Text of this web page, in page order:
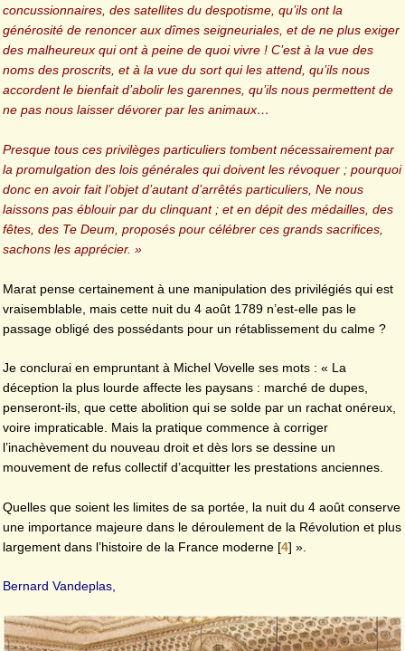
concussionnaires, des satellites du despotisme, qu’ils ont la
générosité de renoncer aux dîmes seigneuriales, et de ne plus exiger
des malheureux qui ont à peine de quoi vivre ! C’est à la vue des
noms des proscrits, et à la vue du sort qui les attend, qu’ils nous
accordent le bienfait d’abolir les garennes, qu’ils nous permettent de
ne pas nous laisser dévorer par les animaux…
Presque tous ces privilèges particuliers tombent nécessairement par
la promulgation des lois générales qui doivent les révoquer ; pourquoi
donc en avoir fait l’objet d’autant d’arrêtés particuliers, Ne nous
laissons pas éblouir par du clinquant ; et en dépit des médailles, des
fêtes, des Te Deum, proposés pour célébrer ces grands sacrifices,
sachons les apprécier. »
Marat pense certainement à une manipulation des privilégiés qui est
vraisemblable, mais cette nuit du 4 août 1789 n’est-elle pas le
passage obligé des possédants pour un rétablissement du calme ?
Je conclurai en empruntant à Michel Vovelle ses mots : « La
déception la plus lourde affecte les paysans : marché de dupes,
penseront-ils, que cette abolition qui se solde par un rachat onéreux,
voire impraticable. Mais la pratique commence à corriger
l’inachèvement du nouveau droit et dès lors se dessine un
mouvement de refus collectif d’acquitter les prestations anciennes.
Quelles que soient les limites de sa portée, la nuit du 4 août conserve
une importance majeure dans le déroulement de la Révolution et plus
largement dans l’histoire de la France moderne [4] ».
Bernard Vandeplas,